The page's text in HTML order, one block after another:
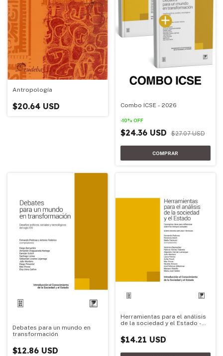
Antropología
$20.64 USD Combo ICSE - 2026
-10% OFF
$24.36 USD $27.07 USD
Debates para un mundo en
transformación
$12.86 USD
Herramientas para el análisis
de la sociedad y el Estado -
$14.21 USD